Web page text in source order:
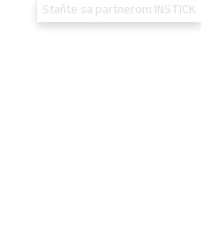
Staňte sa partnerom INSTICK